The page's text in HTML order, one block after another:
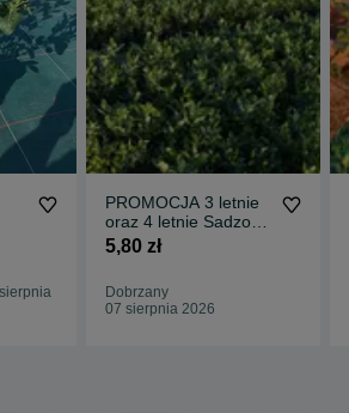
PROMOCJA 3 letnie
oraz 4 letnie Sadzonki
Borówki
Amerykańskiej
5,80 zł
Dobrzany
07 sierpnia 2026